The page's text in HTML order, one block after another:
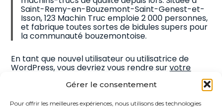
Gérer le consentement
Pour offrir les meilleures expériences, nous utilisons des technologies
Saint-Remy-en-Bouzemont-Saint-Genest-et-
Isson, 123 Machin Truc emploie 2 000 personnes,
et fabrique toutes sortes de bidules supers pour
la communauté bouzemontoise.
En tant que nouvel utilisateur ou utilisatrice de
WordPress, vous devriez vous rendre survotre
créer de nouvelles pages pour votre contenu.